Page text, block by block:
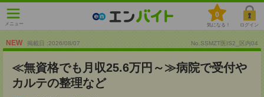
メニュー
0
気になる！ ログイン
NEW 掲載日 :2026/08/07 No.SSMZT医IS2_区内04
≪無資格でも月収25.6万円～≫病院で受付や
カルテの整理など